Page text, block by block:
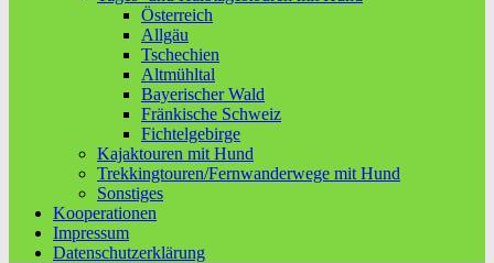
Österreich
Allgäu
Tschechien
Altmühltal
Bayerischer Wald
Fränkische Schweiz
Fichtelgebirge
Kajaktouren mit Hund
Trekkingtouren/Fernwanderwege mit Hund
Sonstiges
Kooperationen
Impressum
Datenschutzerklärung